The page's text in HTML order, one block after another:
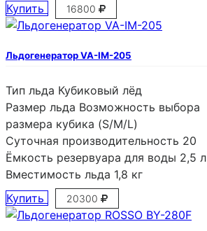
Купить
16800
Льдогенератор VA-IM-205
Тип льда Кубиковый лёд
Размер льда Возможность выбора
размера кубика (S/M/L)
Суточная производительность 20
Ёмкость резервуара для воды 2,5 л
Вместимость льда 1,8 кг
Купить
20300